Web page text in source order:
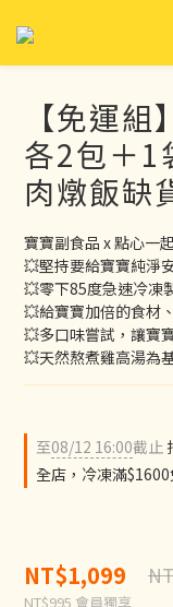
【免運
各2包＋1
肉燉飯缺
寶寶副食品 x 點心一
💥堅持要給寶寶純淨
💥零下85度急速冷凍
💥給寶寶加倍的食材
💥多口味嘗試，讓寶
💥天然熬煮雞高湯為
至08/12 16:00截止
全店，冷凍滿
NT$1,099
NT$995 會員獨享